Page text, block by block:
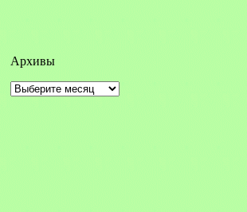
Архивы
Архивы